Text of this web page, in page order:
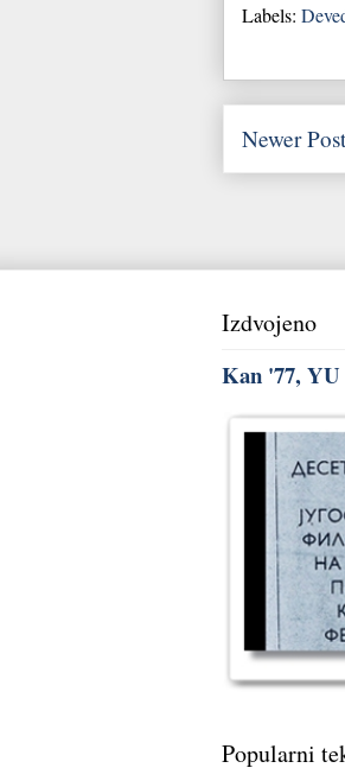
Labels:
Newer Post
Izdvojeno
Kan '77,
Popularni